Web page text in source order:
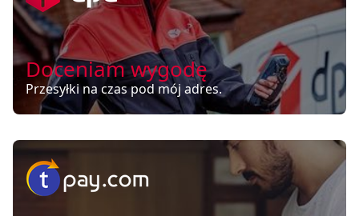
Doceniam wygodę
Przesyłki na czas pod mój adres.